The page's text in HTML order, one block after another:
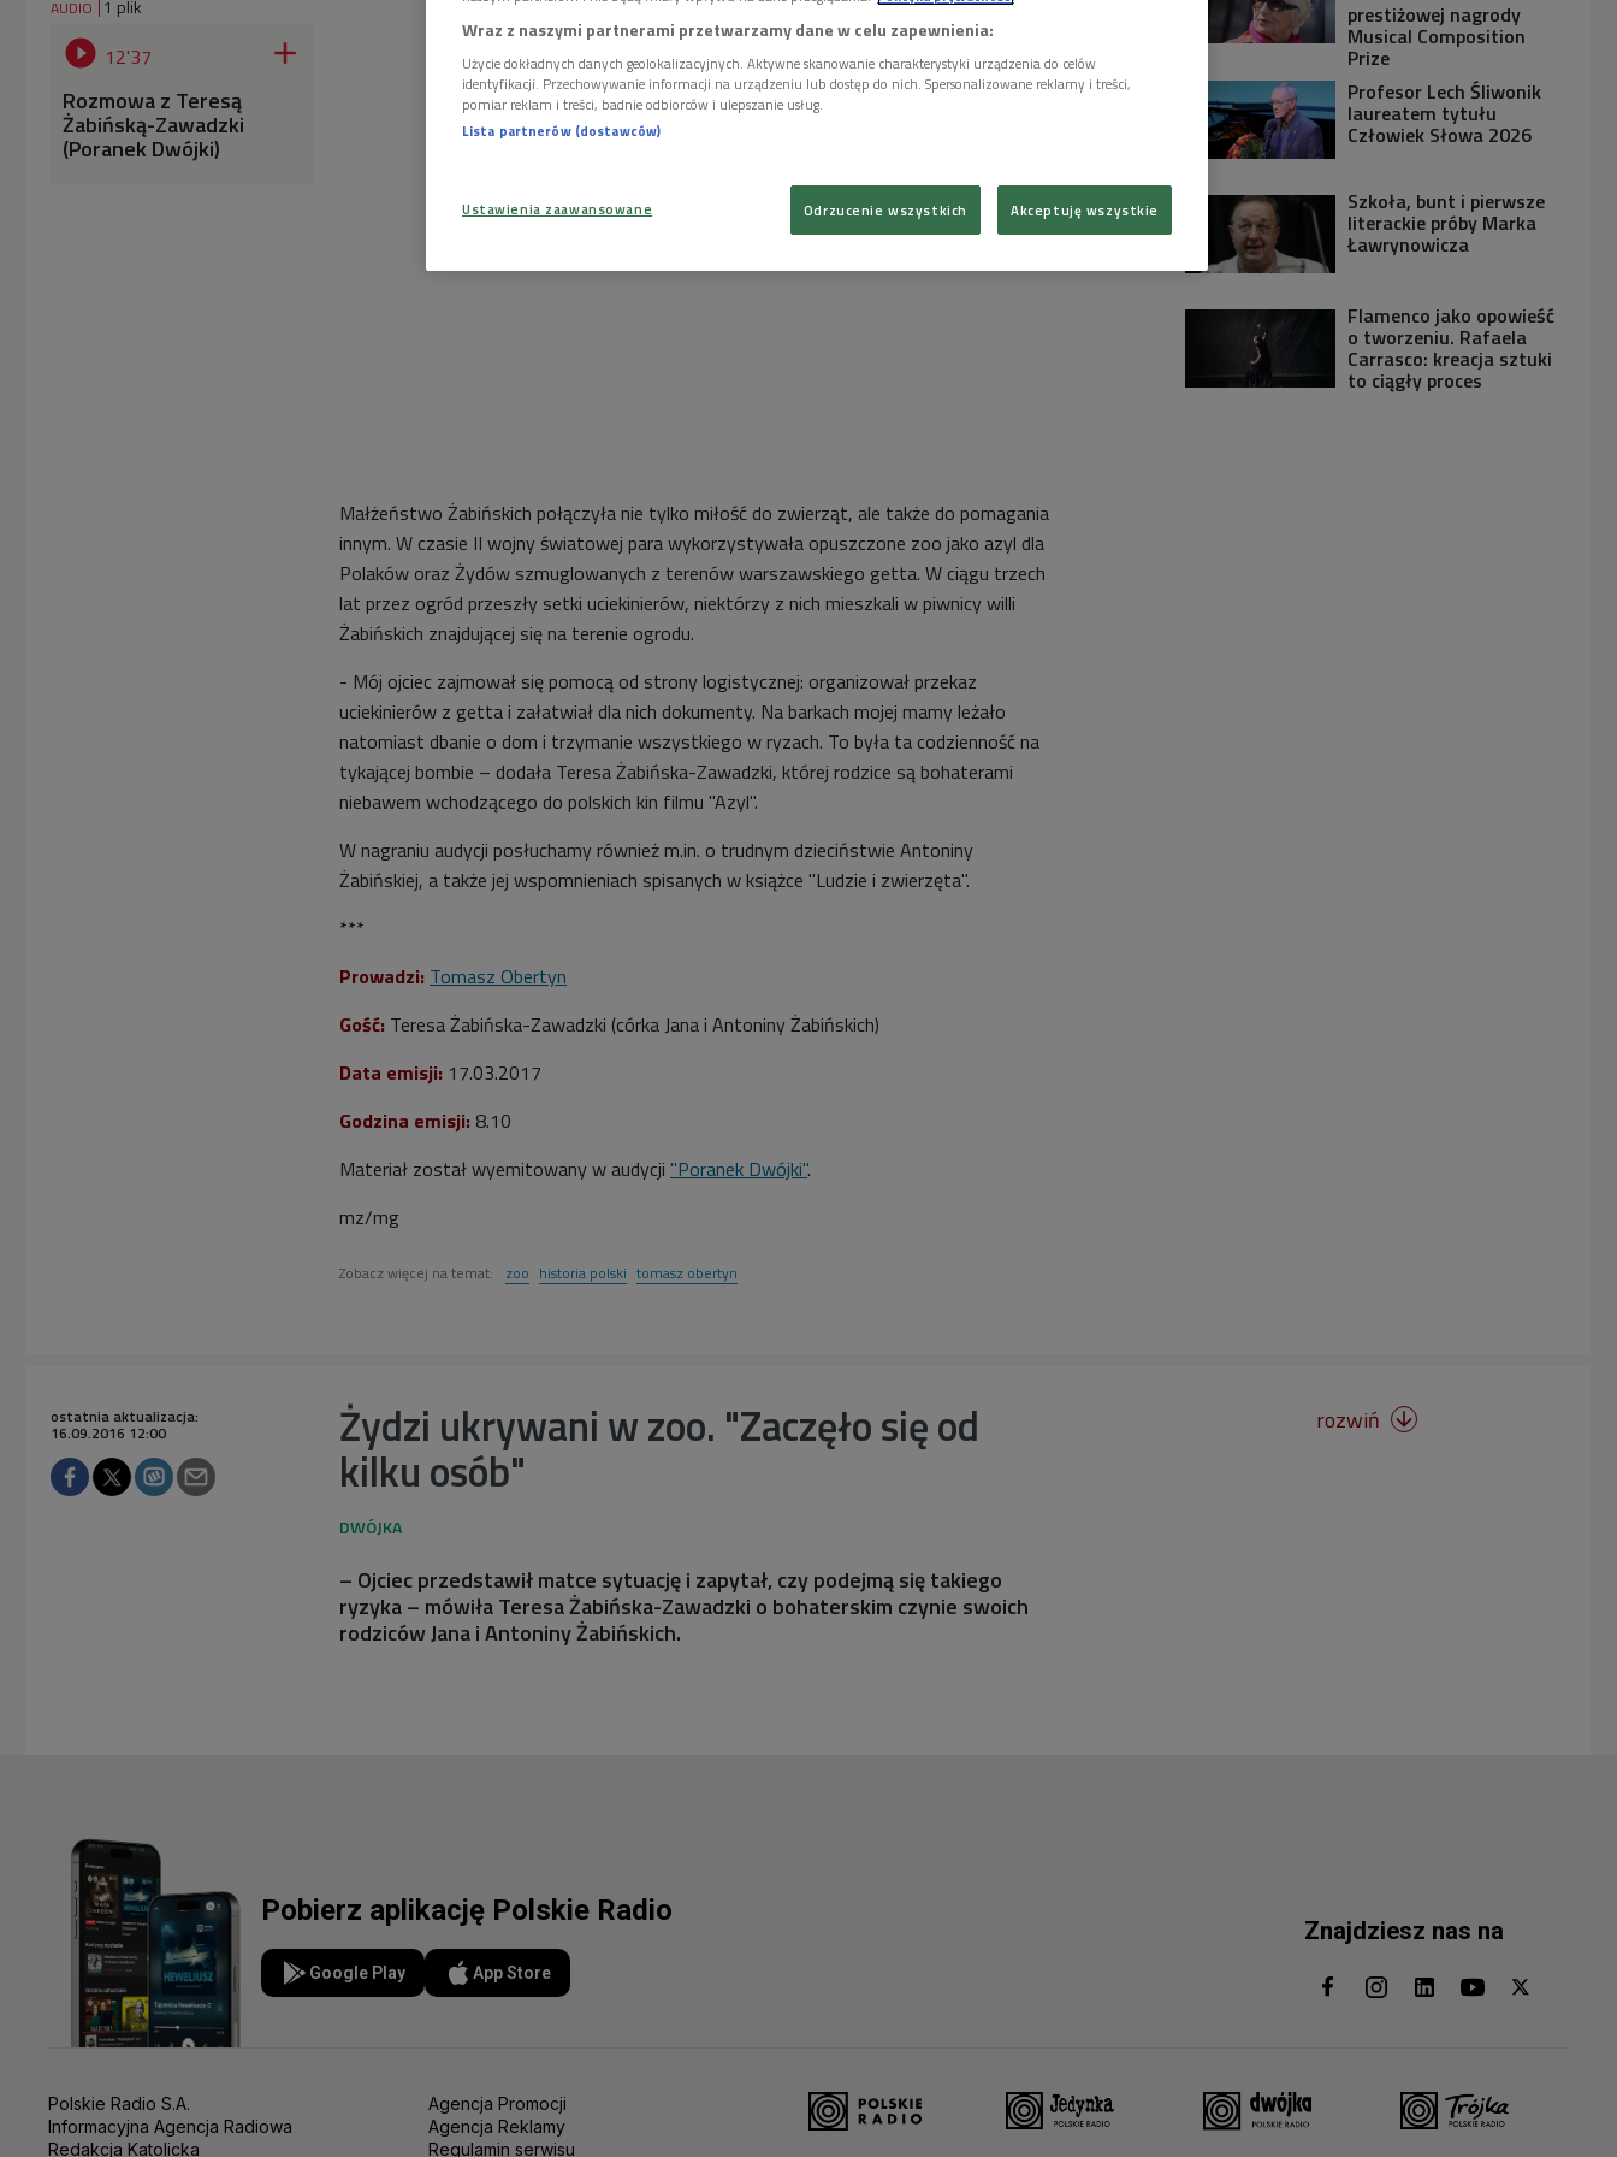
AUDIO 1 plik
 12'37 
Rozmowa z Teresą
Żabińską-Zawadzki
(Poranek Dwójki)
Małżeństwo Żabińskich połączyła nie tylko miłość do zwierząt, ale także do pomagania
innym. W czasie II wojny światowej para wykorzystywała opuszczone zoo jako azyl dla
Polaków oraz Żydów szmuglowanych z terenów warszawskiego getta. W ciągu trzech
lat przez ogród przeszły setki uciekinierów, niektórzy z nich mieszkali w piwnicy willi
Żabińskich znajdującej się na terenie ogrodu.
- Mój ojciec zajmował się pomocą od strony logistycznej: organizował przekaz
uciekinierów z getta i załatwiał dla nich dokumenty. Na barkach mojej mamy leżało
natomiast dbanie o dom i trzymanie wszystkiego w ryzach. To była ta codzienność na
tykającej bombie – dodała Teresa Żabińska-Zawadzki, której rodzice są bohaterami
niebawem wchodzącego do polskich kin filmu "Azyl".
W nagraniu audycji posłuchamy również m.in. o trudnym dzieciństwie Antoniny
Żabińskiej, a także jej wspomnieniach spisanych w książce "Ludzie i zwierzęta".
***
Prowadzi: Tomasz Obertyn
Gość: Teresa Żabińska-Zawadzki (córka Jana i Antoniny Żabińskich)
Data emisji: 17.03.2017
Godzina emisji: 8.10
Materiał został wyemitowany w audycji "Poranek Dwójki".
mz/mg
Zobacz więcej na temat: zoo historia polski tomasz obertyn
prestiżowej nagrody
Musical Composition
Prize
Profesor Lech Śliwonik
laureatem tytułu
Człowiek Słowa 2026
Szkoła, bunt i pierwsze
literackie próby Marka
Ławrynowicza
Flamenco jako opowieść
o tworzeniu. Rafaela
Carrasco: kreacja sztuki
to ciągły proces
Żydzi ukrywani w zoo. "Zaczęło się od
kilku osób"
ostatnia aktualizacja:
16.09.2016 12:00
– Ojciec przedstawił matce sytuację i zapytał, czy podejmą się takiego
ryzyka – mówiła Teresa Żabińska-Zawadzki o bohaterskim czynie swoich
rodziców Jana i Antoniny Żabińskich.
rozwiń 
Pobierz aplikację Polskie Radio
Google Play App Store
Znajdziesz nas na
Polskie Radio S.A.
Informacyjna Agencja Radiowa
Redakcja Katolicka
Agencja Promocji
Agencja Reklamy
Regulamin serwisu
Wraz z naszymi partnerami przetwarzamy dane w celu zapewnienia:
Użycie dokładnych danych geolokalizacyjnych. Aktywne skanowanie charakterystyki urządzenia do celów
identyfikacji. Przechowywanie informacji na urządzeniu lub dostęp do nich. Spersonalizowane reklamy i treści,
pomiar reklam i treści, badnie odbiorców i ulepszanie usług.
Lista partnerów (dostawców)
Ustawienia zaawansowane Odrzucenie wszystkich Akceptuję wszystkie